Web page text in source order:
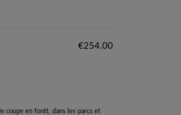
€254.00
coupe en forêt, dans les parcs et